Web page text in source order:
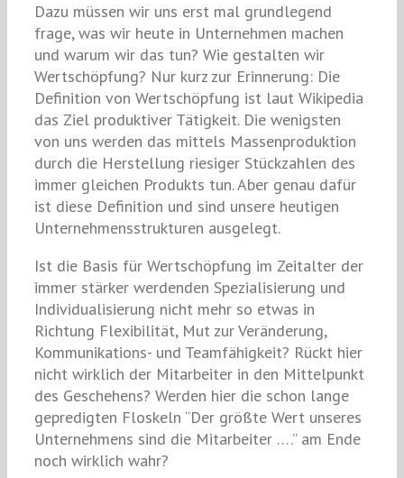
Dazu müssen wir uns erst mal grundlegend
frage, was wir heute in Unternehmen machen
und warum wir das tun? Wie gestalten wir
Wertschöpfung? Nur kurz zur Erinnerung: Die
Definition von Wertschöpfung ist laut Wikipedia
das Ziel produktiver Tätigkeit. Die wenigsten
von uns werden das mittels Massenproduktion
durch die Herstellung riesiger Stückzahlen des
immer gleichen Produkts tun. Aber genau dafür
ist diese Definition und sind unsere heutigen
Unternehmensstrukturen ausgelegt.
Ist die Basis für Wertschöpfung im Zeitalter der
immer stärker werdenden Spezialisierung und
Individualisierung nicht mehr so etwas in
Richtung Flexibilität, Mut zur Veränderung,
Kommunika­tions­- und Teamfähigkeit? Rückt hier
nicht wirklich der Mitarbeiter in den Mittelpunkt
des Geschehens? Werden hier die schon lange
gepredigten Floskeln “Der größte Wert unseres
Unternehmens sind die Mitarbeiter ….” am Ende
noch wirklich wahr?